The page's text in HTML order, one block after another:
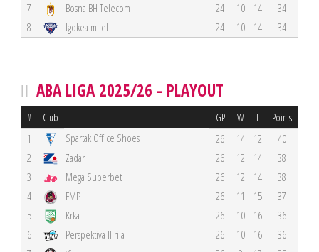
7
Bosna BH Telecom 24 10 14
34
8
Igokea m:tel 24 10 14 34
ABA LIGA 2025/26 - PLAYOUT
# Club GP W L Points
1 Spartak Office Shoes 26 14 12
40
2
Zadar 26 12 14
38
3
Mega Superbet 26 12 14
38
4
FMP 26 11 15
37
5
Krka 26 10 16
36
6
Perspektiva Ilirija 26 10 16
36